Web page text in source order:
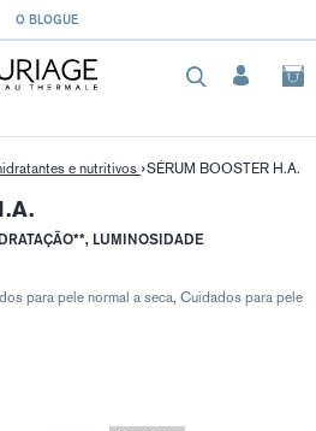
O BLOGUE
e nutritivos SÉRUM BOOSTER H.A.
LUMINOSIDADE
para pele normal a seca, Cuidados para pele